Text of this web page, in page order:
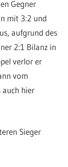
Gegner
mit 3:2 und
aufgrund des
2:1 Bilanz in
verlor er
vom
auch hier
Sieger